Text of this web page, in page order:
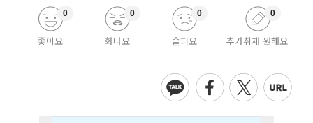
좋아요
0
화나요
0
슬퍼요
0
추가취재 원해요
0